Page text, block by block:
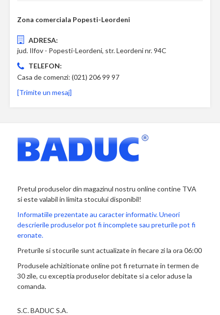
Zona comerciala Popesti-Leordeni
ADRESA:
jud. Ilfov - Popesti-Leordeni, str. Leordeni nr. 94C
TELEFON:
Casa de comenzi: (021) 206 99 97
[Trimite un mesaj]
Pretul produselor din magazinul nostru online contine TVA
si este valabil in limita stocului disponibil!
Informatiile prezentate au caracter informativ. Uneori
descrierile produselor pot fi incomplete sau preturile pot fi
eronate.
Preturile si stocurile sunt actualizate in fiecare zi la ora 06:00
Produsele achizitionate online pot fi returnate in termen de
30 zile, cu exceptia produselor debitate si a celor aduse la
comanda.
S.C. BADUC S.A.